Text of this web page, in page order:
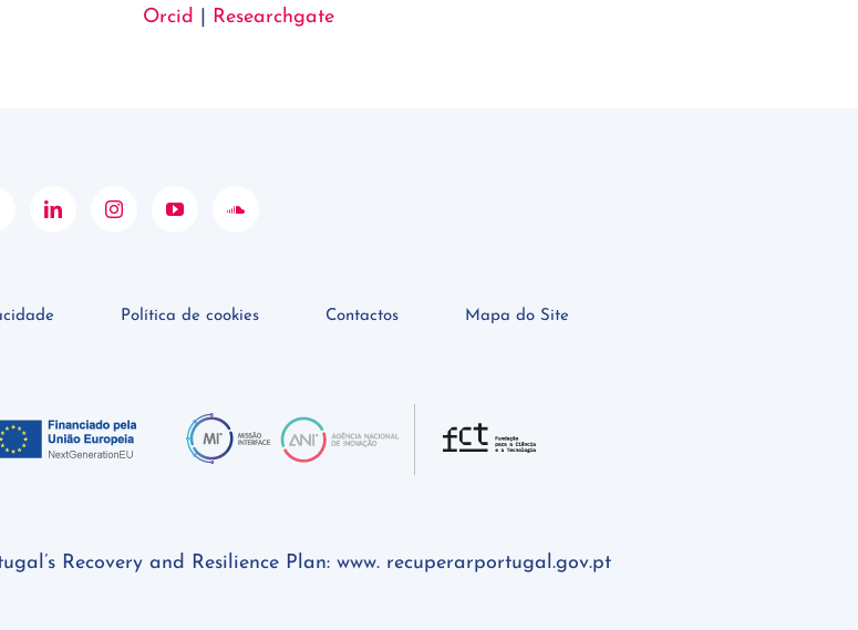
Orcid Researchgate
Política de cookies Contactos Mapa do Site
Recovery and Resilience Plan: www. recuperarportugal.gov.pt